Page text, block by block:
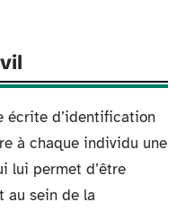
écrite d’identification
à chaque individu une
lui permet d’être
au sein de la